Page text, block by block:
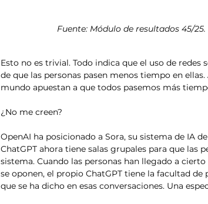
Fuente: Módulo de resultados 45/
Esto no es trivial. Todo indica que el uso de
de que las personas pasen menos tiempo en
mundo apuestan a que todos pasemos más
¿No me creen?
OpenAI ha posicionado a Sora, su sistema de IA
ChatGPT ahora tiene salas grupales para que las
sistema. Cuando las personas han llegado a
se oponen, el propio ChatGPT tiene la facultad
que se ha dicho en esas conversaciones. Una